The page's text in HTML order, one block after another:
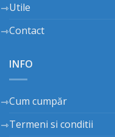
Utile
Contact
INFO
Cum cumpăr
Termeni si conditii